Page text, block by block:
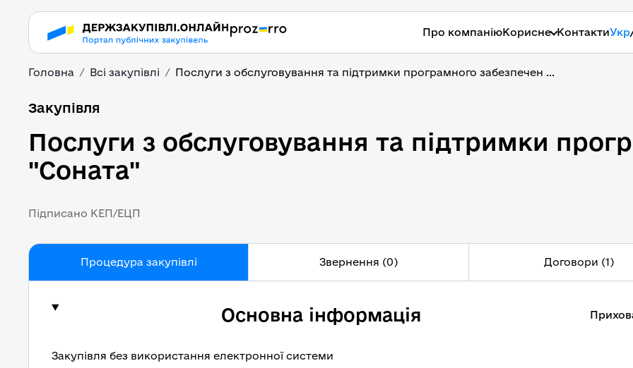
Про компаніюКорисне КонтактиУкр
Головна Всі закупівлі Послуги з обслуговування та підтримки програмного забезпечен ...
Послуги з обслуговування та підтримки
Закупівля
Послуги з обслуговування та підтримки
"Соната"
Підписано КЕП/ЕЦП
Процедура закупівлі Звернення (0) Договори (1)
Основна інформація
Закупівля без використання електронної системи